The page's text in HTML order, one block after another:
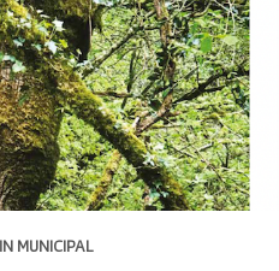
MUNICIPAL